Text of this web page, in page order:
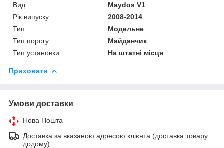
Вид
Maydos V1
Рік випуску
2008-2014
Тип
Модельне
Тип порогу
Майданчик
Тип установки
На штатні місця
Приховати
Умови доставки
Нова Пошта
Доставка за вказаною адресою клієнта (доставка товару
додому)